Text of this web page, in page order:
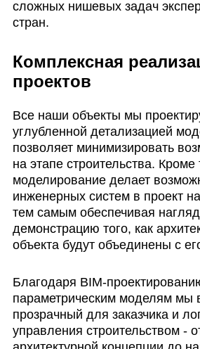
сложных нишевых задач
стран.
Комплексная
проектов
Все наши объекты мы
углубленной детализацией
позволяет минимизировать
на этапе строительства. Кроме
моделирование делает
инженерных систем в проект
тем самым обеспечивая
демонстрацию того, как
объекта будут объединены с
Благодаря BIM-
параметрическим моделям мы
прозрачный для заказчика и
управления строительством -